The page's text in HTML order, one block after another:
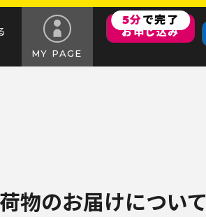
MY PAGE
お申し込み
5分で完了
物のお届けについて